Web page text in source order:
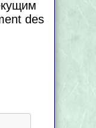
des